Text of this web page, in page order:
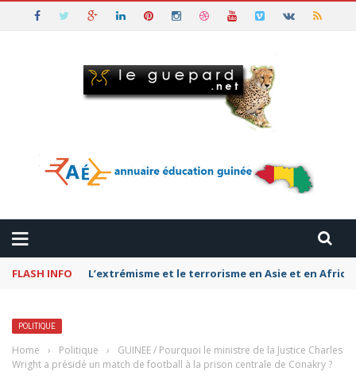
FLASH INFO L’extrémisme et le terrorisme en Asie et en
POLITIQUE
Home › Politique ›
GUINEE / Pourquoi le ministre de la Justice Charles
Wright a présidé un match de football à la prison centrale de Conakry ?